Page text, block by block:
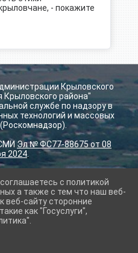
- покажите
Крыловского
Крыловского района"
службе по надзору в
технологий и массовых
Эл № ФС77-88675 от 08
2024.
данных
с политикой
а также с тем что наш веб-
веб-сайту сторонние
как "Госуслуги",